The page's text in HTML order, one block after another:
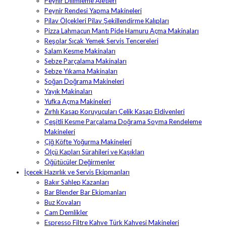
Peynir Rendesi Yapma Makineleri
Pilav Ölçekleri Pilav Şekillendirme Kalıpları
Pizza Lahmacun Mantı Pide Hamuru Açma Makinaları
Reşolar Sıcak Yemek Servis Tencereleri
Salam Kesme Makinaları
Sebze Parçalama Makinaları
Sebze Yıkama Makinaları
Soğan Doğrama Makineleri
Yayık Makinaları
Yufka Açma Makineleri
Zırhlı Kasap Koruyucuları Çelik Kasap Eldivenleri
Çeşitli Kesme Parçalama Doğrama Soyma Rendeleme
Makineleri
Çiğ Köfte Yoğurma Makineleri
Ölçü Kapları Sürahileri ve Kaşıkları
Öğütücüler Değirmenler
İçecek Hazırlık ve Servis Ekipmanları
Bakır Sahlep Kazanları
Bar Blender Bar Ekipmanları
Buz Kovaları
Cam Demlikler
Espresso Filtre Kahve Türk Kahvesi Makineleri